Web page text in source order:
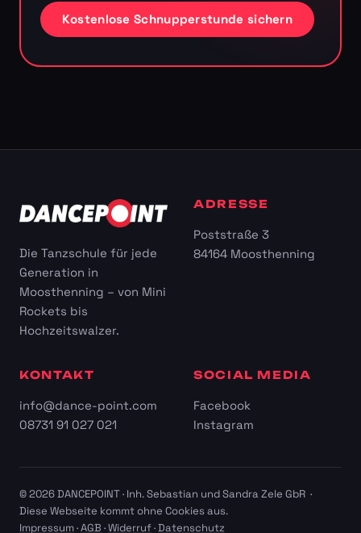
Kostenlose Schnupperstunde sichern
Die Tanzschule für jede
Generation in
Moosthenning – von Mini
Rockets bis
Hochzeitswalzer.
ADRESSE
Poststraße 3
84164 Moosthenning
KONTAKT
info@dance-point.com
08731 91 027 021
SOCIAL MEDIA
Facebook
Instagram
© 2026 DANCEPOINT · Inh. Sebastian und Sandra Zele GbR ·
Diese Webseite kommt ohne Cookies aus.
Impressum·AGB ·Widerruf·Datenschutz